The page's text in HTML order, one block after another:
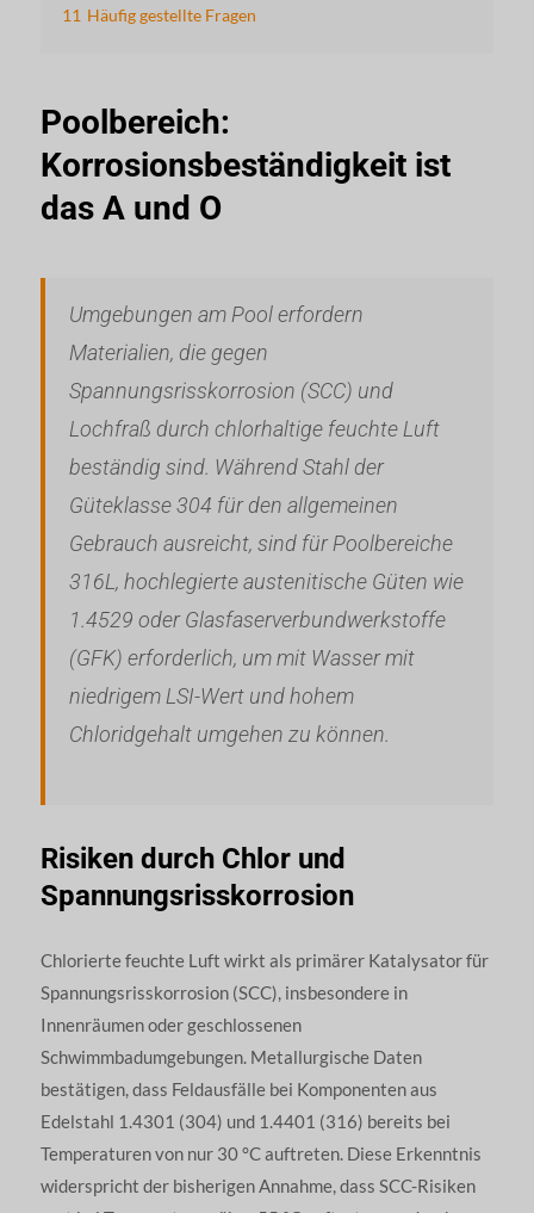
11 Häufig gestellte Fragen
Poolbereich:
Korrosionsbeständigkeit ist
das A und O
Umgebungen am Pool erfordern
Materialien, die gegen
Spannungsrisskorrosion (SCC) und
Lochfraß durch chlorhaltige feuchte Luft
beständig sind. Während Stahl der
Güteklasse 304 für den allgemeinen
Gebrauch ausreicht, sind für Poolbereiche
316L, hochlegierte austenitische Güten wie
1.4529 oder Glasfaserverbundwerkstoffe
(GFK) erforderlich, um mit Wasser mit
niedrigem LSI-Wert und hohem
Chloridgehalt umgehen zu können.
Risiken durch Chlor und
Spannungsrisskorrosion
Chlorierte feuchte Luft wirkt als primärer Katalysator für
Spannungsrisskorrosion (SCC), insbesondere in
Innenräumen oder geschlossenen
Schwimmbadumgebungen. Metallurgische Daten
bestätigen, dass Feldausfälle bei Komponenten aus
Edelstahl 1.4301 (304) und 1.4401 (316) bereits bei
Temperaturen von nur 30 °C auftreten. Diese Erkenntnis
widerspricht der bisherigen Annahme, dass SCC-Risiken